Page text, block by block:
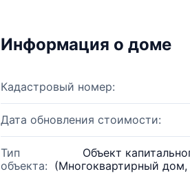
Информация о доме
Кадастровый номер:
Дата обновления стоимости:
Тип
объекта:
Объект
(Многоквартирный